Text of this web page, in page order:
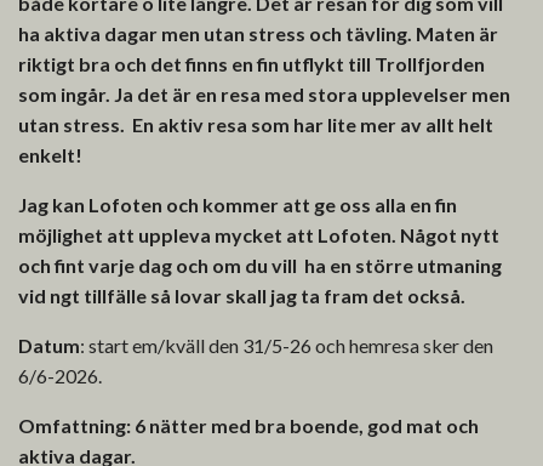
ha aktiva dagar men utan stress och tävling. Maten är
riktigt bra och det finns en fin utflykt till Trollfjorden
som ingår. Ja det är en resa med stora upplevelser men
utan stress. En aktiv resa som har lite mer av allt helt
enkelt!
Jag kan Lofoten och kommer att ge oss alla en fin
möjlighet att uppleva mycket att Lofoten. Något nytt
och fint varje dag och om du vill ha en större utmaning
vid ngt tillfälle så lovar skall jag ta fram det också.
Datum: start em/kväll den 31/5-26 och hemresa sker den
6/6-2026.
Omfattning: 6 nätter med bra boende, god mat och
aktiva dagar.